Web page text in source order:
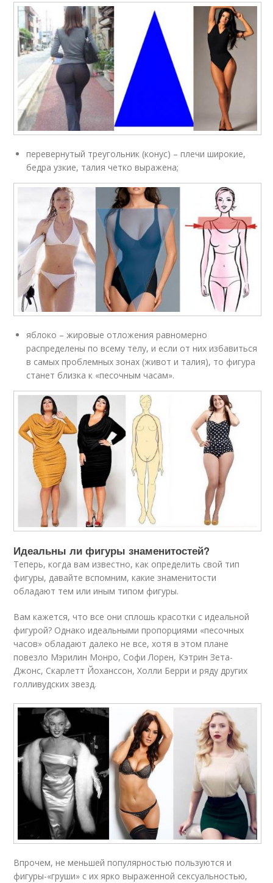
перевернутый треугольник (конус) – плечи широкие,
бедра узкие, талия четко выражена;
яблоко – жировые отложения равномерно
распределены по всему телу, и если от них избавиться
в самых проблемных зонах (живот и талия), то фигура
станет близка к «песочным часам».
Идеальны ли фигуры знаменитостей?
Теперь, когда вам известно, как определить свой тип
фигуры, давайте вспомним, какие знаменитости
обладают тем или иным типом фигуры.
Вам кажется, что все они сплошь красотки с идеальной
фигурой? Однако идеальными пропорциями «песочных
часов» обладают далеко не все, хотя в этом плане
повезло Мэрилин Монро, Софи Лорен, Кэтрин Зета-
Джонс, Скарлетт Йоханссон, Холли Берри и ряду других
голливудских звезд.
Впрочем, не меньшей популярностью пользуются и
фигуры-«груши» с их ярко выраженной сексуальностью,